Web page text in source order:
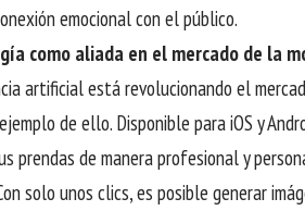
emocional con el público.
como aliada en el mercado de la
artificial está revolucionando el
de ello. Disponible para iOS y
prendas de manera profesional y
solo unos clics, es posible generar